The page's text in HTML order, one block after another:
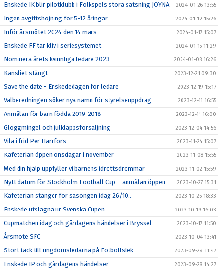
Enskede IK blir pilotklubb i Folkspels stora satsning JOYNA 2024-01-26 13:55
Ingen avgiftshöjning för 5-12 åringar 2024-01-19 15:26
Inför årsmötet 2024 den 14 mars 2024-01-17 15:07
Enskede FF tar kliv i seriesystemet 2024-01-15 11:29
Nominera årets kvinnliga ledare 2023 2024-01-08 16:26
Kansliet stängt 2023-12-21 09:30
Save the date - Enskededagen för ledare 2023-12-19 15:17
Valberedningen söker nya namn för styrelseuppdrag 2023-12-11 16:55
Anmälan för barn födda 2019-2018 2023-12-11 16:00
Glöggmingel och julklappsförsäljning 2023-12-04 14:56
Vila i frid Per Harrfors 2023-11-24 15:07
Kafeterian öppen onsdagar i november 2023-11-08 15:55
Med din hjälp uppfyller vi barnens idrottsdrömmar 2023-11-02 15:59
Nytt datum för Stockholm Football Cup – anmälan öppen 2023-10-27 15:31
Kafeterian stänger för säsongen idag 26/10.. 2023-10-26 18:33
Enskede utslagna ur Svenska Cupen 2023-10-19 16:03
Cupmatchen idag och gårdagens händelser i Bryssel 2023-10-17 11:50
Årsmöte SFC 2023-10-04 13:41
Stort tack till ungdomsledarna på Fotbollslek 2023-09-29 11:47
Enskede IP och gårdagens händelser 2023-09-28 14:27